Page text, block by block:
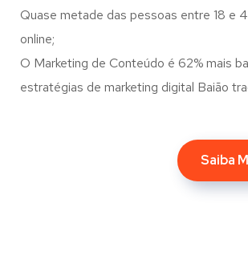
Quase metade das pessoas entre 18 e
online;
O Marketing de Conteúdo é 62% mais
estratégias de marketing digital Baião
Saiba